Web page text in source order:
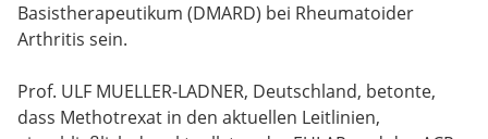
Basistherapeutikum (DMARD) bei Rheumatoider
Arthritis sein.
Prof. ULF MUELLER-LADNER, Deutschland, betonte,
dass Methotrexat in den aktuellen Leitlinien,